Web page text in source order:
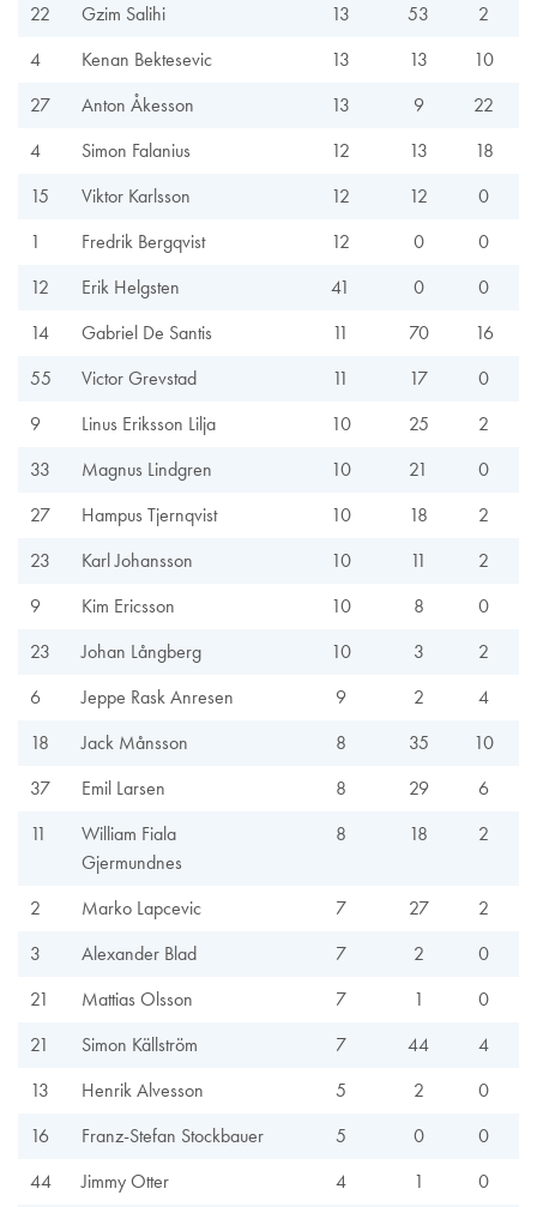
22
Gzim Salihi 13 53
2
4
Kenan Bektesevic 13 13
10
27
Anton Åkesson 13 9
22
4
Simon Falanius 12 13
18
15
Viktor Karlsson 12 12
0
1
Fredrik Bergqvist 12 0
0
12
Erik Helgsten 41 0
0
14
Gabriel De Santis 11 70
16
55
Victor Grevstad 11 17
0
9
Linus Eriksson Lilja 10 25
2
33
Magnus Lindgren 10 21
0
27
Hampus Tjernqvist 10 18
2
23
Karl Johansson 10 11
2
9
Kim Ericsson 10 8
0
23
Johan Långberg 10 3
2
6
Jeppe Rask Anresen 9 2
4
18
Jack Månsson 8 35
10
37
Emil Larsen 8 29
6
11
William Fiala
Gjermundnes
8 18 2
2 Marko Lapcevic 7 27
2
3
Alexander Blad 7 2
0
21
Mattias Olsson 7 1
0
21
Simon Källström 7 44
4
13
Henrik Alvesson 5 2
0
16
Franz-Stefan Stockbauer 5 0
0
44
Jimmy Otter 4 1
0